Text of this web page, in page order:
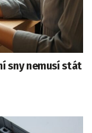
sny nemusí stát